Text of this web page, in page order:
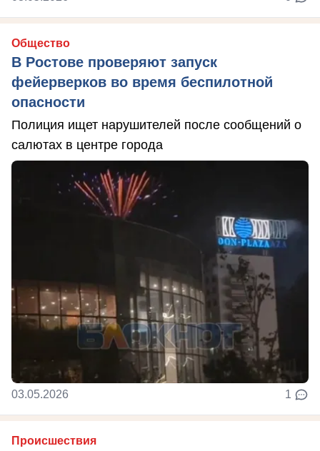
Общество
В Ростове проверяют запуск
фейерверков во время беспилотной
опасности
Полиция ищет нарушителей после сообщений о
салютах в центре города
03.05.2026 1
Происшествия